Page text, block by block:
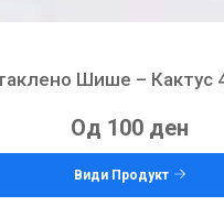
Шише – Кактус
Од 100 ден
Види Продукт